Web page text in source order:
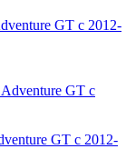
GT с 2012-
GT с 2012-